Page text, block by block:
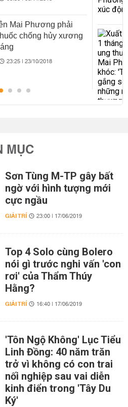
Mai Phương phải
chống hủy xương
23:25 | 23/10/2018
MỤC
Sơn Tùng M-TP gây bất
ngờ với hình tượng mới
cực ngầu
GIẢI TRÍ 23:00 | 17/06/2019
Top 4 Solo cùng Bolero
nói gì trước nghi vấn 'con
rơi' của Thẩm Thúy
Hằng?
GIẢI TRÍ 16:40 | 17/06/2019
'Tôn Ngộ Không' Lục Tiểu
Linh Đồng: 40 năm trăn
trở vì không có con trai
nối nghiệp sau vai diễn
kinh điển trong 'Tây Du
Ký'